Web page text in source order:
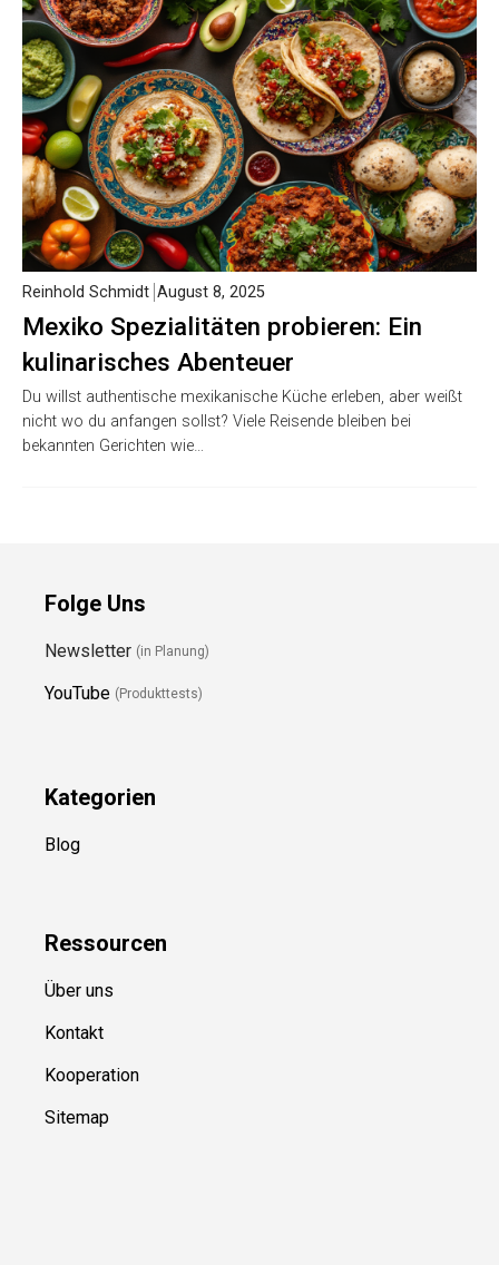
Mexiko Spezialitäten probieren: Ein
kulinarisches Abenteuer
Reinhold Schmidt August 8, 2025
Du willst authentische mexikanische Küche erleben, aber weißt
nicht wo du anfangen sollst? Viele Reisende bleiben bei
bekannten Gerichten wie…
Folge Uns
Newsletter (in Planung)
YouTube (Produkttests)
Kategorien
Blog
Ressourcen
Über uns
Kontakt
Kooperation
Sitemap